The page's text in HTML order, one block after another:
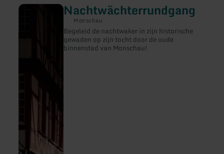
Nachtwächterrundgang
Monschau
Begeleid de nachtwaker in zijn historische
gewaden op zijn tocht door de oude
binnenstad van Monschau!
meer
Nachtwächterrundgang